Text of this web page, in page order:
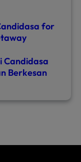
for
Candidasa
Berkesan